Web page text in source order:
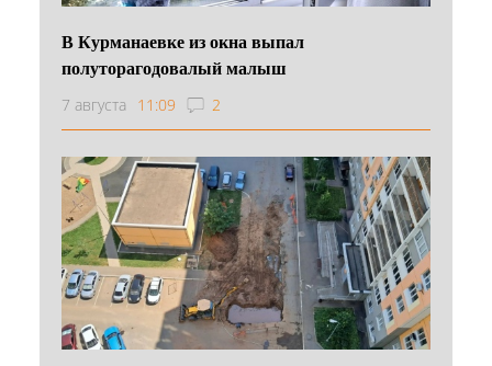
В Курманаевке из окна выпал
полуторагодовалый малыш
7 августа 11:09 2